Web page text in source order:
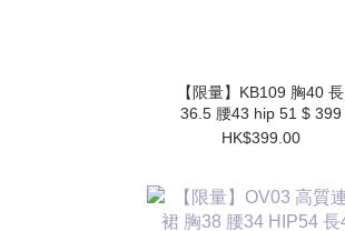
【限量】KB109 胸40 長
36.5 腰43 hip 51 $ 399
HK$399.00